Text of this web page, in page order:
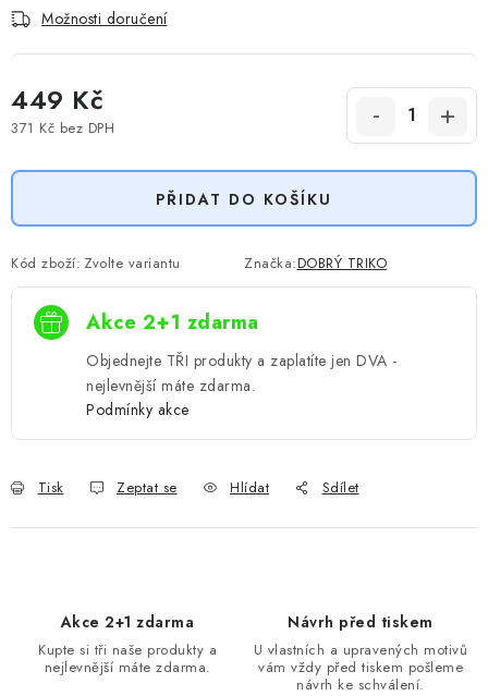
Možnosti doručení
449 Kč
371 Kč bez DPH
PŘIDAT DO KOŠÍKU
Kód zboží: Zvolte variantu Značka:DOBRÝ TRIKO
Akce 2+1 zdarma
Objednejte TŘI produkty a zaplatíte jen DVA -
nejlevnější máte zdarma.
Podmínky akce
Tisk Zeptat se Hlídat Sdílet
Akce 2+1 zdarma
Kupte si tři naše produkty a
nejlevnější máte zdarma.
Návrh před tiskem
U vlastních a upravených motivů
vám vždy před tiskem pošleme
návrh ke schválení.